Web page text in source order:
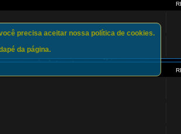
precisa aceitar nossa política de cookies.
da página.